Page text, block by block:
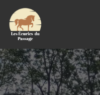
Skip
content